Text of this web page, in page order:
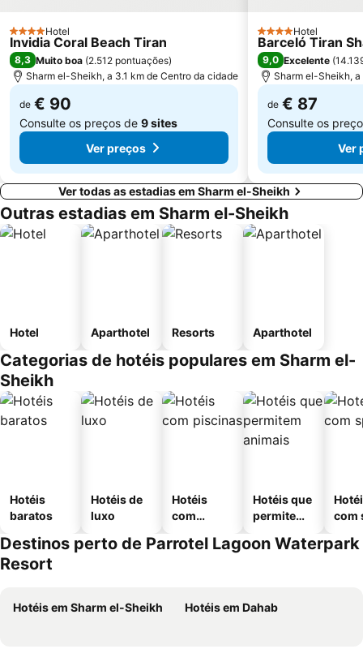
4 Estrelas
Hotel
Invidia Coral Beach Tiran
8,3 Muito boa (2.512 pontuações)
Sharm el-Sheikh, a 3.1 km de Centro da cidade
de € 90
Consulte os preços de 9 sites
Ver preços
4 Estrelas
Hotel
Barceló Tiran
9,0 Excelente (
Sharm el-Sheikh,
de € 87
Consulte os
Ver
Ver todas as estadias em Sharm el-Sheikh
Outras estadias em Sharm el-Sheikh
Hotel Aparthotel Resorts Aparthotel
Categorias de hotéis populares em Sharm el-
Sheikh
Hotéis
baratos
Hotéis de
luxo
Hotéis
com
Hotéis que
permitem
com
Destinos perto de Parrotel Lagoon Waterpark
Resort
Hotéis em Sharm el-Sheikh Hotéis em Dahab